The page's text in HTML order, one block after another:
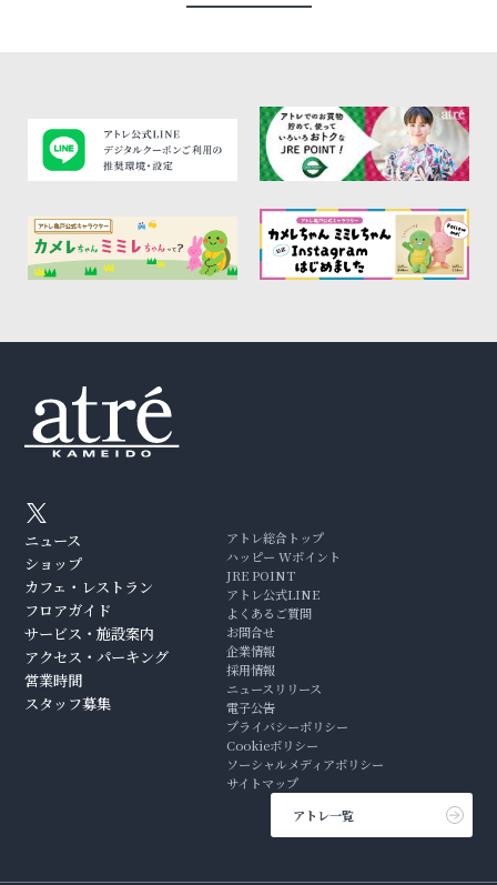
ニュース
ショップ
カフェ・レストラン
フロアガイド
サービス・施設案内
アクセス・パーキング
営業時間
スタッフ募集
アトレ総合トップ
ハッピー Wポイント
JRE POINT
アトレ公式LINE
よくあるご質問
お問合せ
企業情報
採用情報
ニュースリリース
電子公告
プライバシーポリシー
Cookieポリシー
ソーシャルメディアポリシー
サイトマップ
アトレ一覧